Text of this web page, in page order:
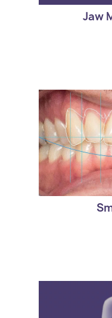
Jaw
- Version
Smile Creator